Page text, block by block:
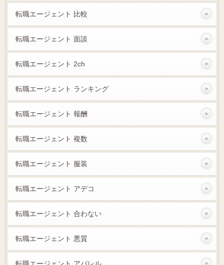
転職エージェント 比較
転職エージェント 面談
転職エージェント 2ch
転職エージェント ランキング
転職エージェント 報酬
転職エージェント 複数
転職エージェント 服装
転職エージェント アデコ
転職エージェント 合わない
転職エージェント 悪質